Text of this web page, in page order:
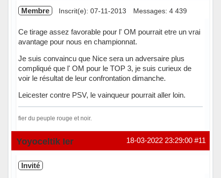
Membre Inscrit(e): 07-11-2013 Messages: 4 439
Ce tirage assez favorable pour l' OM pourrait etre un vrai
avantage pour nous en championnat.
Je suis convaincu que Nice sera un adversaire plus
compliqué que l' OM pour le TOP 3, je suis curieux de
voir le résultat de leur confrontation dimanche.
Leicester contre PSV, le vainqueur pourrait aller loin.
fier du peuple rouge et noir.
Hors ligne #11
18-03-2022 23:29:00
Yoyoceltik Ier
Invité